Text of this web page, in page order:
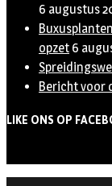
6 augustus
opzet 6
Bericht voor
LIKE ONS OP